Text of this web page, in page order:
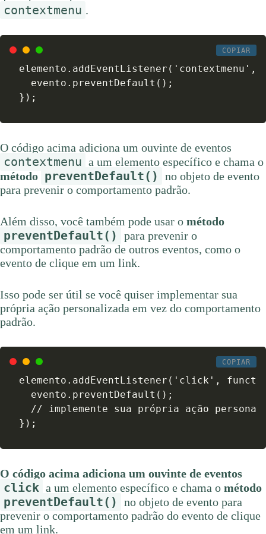
contextmenu .
COPIAR
  evento.preventDefault();
});
O código acima adiciona um ouvinte de eventos
contextmenu a um elemento específico e chama o
método preventDefault()
no objeto de evento
para prevenir o comportamento padrão.
Além disso, você também pode usar o método
preventDefault()
para prevenir o
comportamento padrão de outros eventos, como o
evento de clique em um link.
Isso pode ser útil se você quiser implementar sua
própria ação personalizada em vez do comportamento
padrão.
COPIAR
elemento.addEventListener('click',
  evento.preventDefault();
// implemente sua própria ação
});
O código acima adiciona um ouvinte de eventos
click a um elemento específico e chama o método
preventDefault()
no objeto de evento para
prevenir o comportamento padrão do evento de clique
em um link.